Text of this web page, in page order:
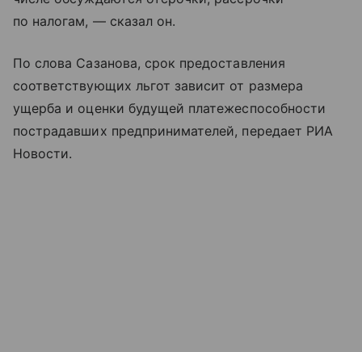
по налогам, — сказал он.
По слова Сазанова, срок предоставления
соответствующих льгот зависит от размера
ущерба и оценки будущей платежеспособности
пострадавших предпринимателей, передает РИА
Новости.